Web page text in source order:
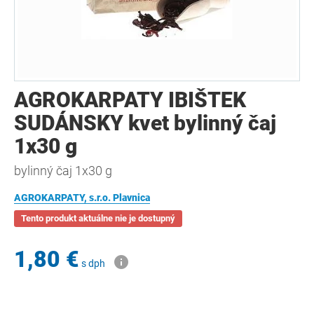
AGROKARPATY IBIŠTEK
SUDÁNSKY kvet bylinný čaj
1x30 g
bylinný čaj 1x30 g
AGROKARPATY, s.r.o. Plavnica
Tento produkt aktuálne nie je dostupný
1,80 € s dph